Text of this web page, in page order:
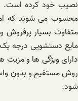
نصیب خود کرده است.
محسوب می شوند که
متفاوت بسیار پرفروش
مایع دستشویی درجه یک
دارای ویژگی ها و
روش مستقیم و بدون
شود.